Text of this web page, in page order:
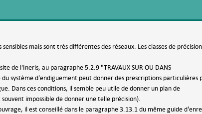
mais sont très différentes des réseaux. Les classes de
de l'Ineris, au paragraphe 5.2.9 "TRAVAUX SUR OU DANS
système d'endiguement peut donner des prescriptions particulières
Dans ces conditions, il semble peu utile de donner un plan de
impossible de donner une telle précision).
il est conseillé dans le paragraphe 3.13.1 du même guide